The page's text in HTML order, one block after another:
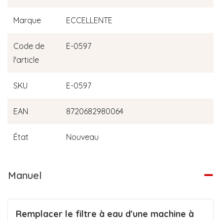
Marque ECCELLENTE
Code de
l'article
E-0597
SKU E-0597
EAN 8720682980064
État Nouveau
Manuel
Remplacer le filtre à eau d'une machine à